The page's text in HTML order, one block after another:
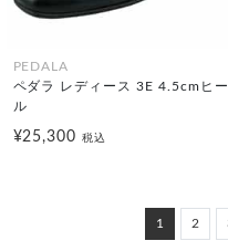
PEDALA
ペダラ レディース 3E 4.5cmヒー
ル
¥25,300税込
1 2